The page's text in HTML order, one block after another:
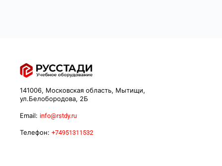
141006, Московская область, Мытищи,
ул.Белобородова, 2Б
Email: info@rstdy.ru
Телефон: +74951311532